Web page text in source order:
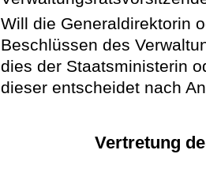
Will die Generaldirektorin
Beschlüssen des
dies der Staatsministerin
dieser entscheidet nach
Vertretung